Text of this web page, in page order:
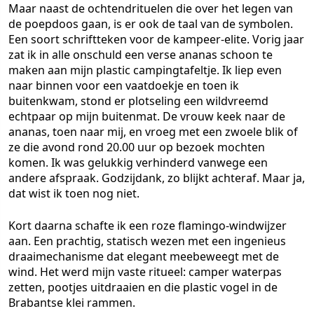
Maar naast de ochtendrituelen die over het legen van
de poepdoos gaan, is er ook de taal van de symbolen.
Een soort schriftteken voor de kampeer-elite. Vorig jaar
zat ik in alle onschuld een verse ananas schoon te
maken aan mijn plastic campingtafeltje. Ik liep even
naar binnen voor een vaatdoekje en toen ik
buitenkwam, stond er plotseling een wildvreemd
echtpaar op mijn buitenmat. De vrouw keek naar de
ananas, toen naar mij, en vroeg met een zwoele blik of
ze die avond rond 20.00 uur op bezoek mochten
komen. Ik was gelukkig verhinderd vanwege een
andere afspraak. Godzijdank, zo blijkt achteraf. Maar ja,
dat wist ik toen nog niet.
Kort daarna schafte ik een roze flamingo-windwijzer
aan. Een prachtig, statisch wezen met een ingenieus
draaimechanisme dat elegant meebeweegt met de
wind. Het werd mijn vaste ritueel: camper waterpas
zetten, pootjes uitdraaien en die plastic vogel in de
Brabantse klei rammen.